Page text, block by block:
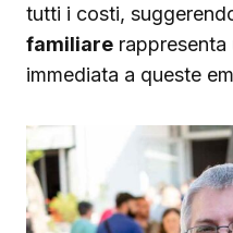
tutti i costi,
familiare
immediata a queste